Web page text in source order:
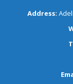
Address: